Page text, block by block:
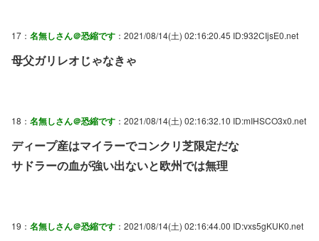
17： 名無しさん＠恐縮です ：2021/08/14(土) 02:16:20.45 ID:932CIjsE0.net
母父ガリレオじゃなきゃ
18： 名無しさん＠恐縮です ：2021/08/14(土) 02:16:32.10 ID:mIHSCO3x0.net
ディープ産はマイラーでコンクリ芝限定だな
サドラーの血が強い出ないと欧州では無理
19： 名無しさん＠恐縮です ：2021/08/14(土) 02:16:44.00 ID:vxs5gKUK0.net